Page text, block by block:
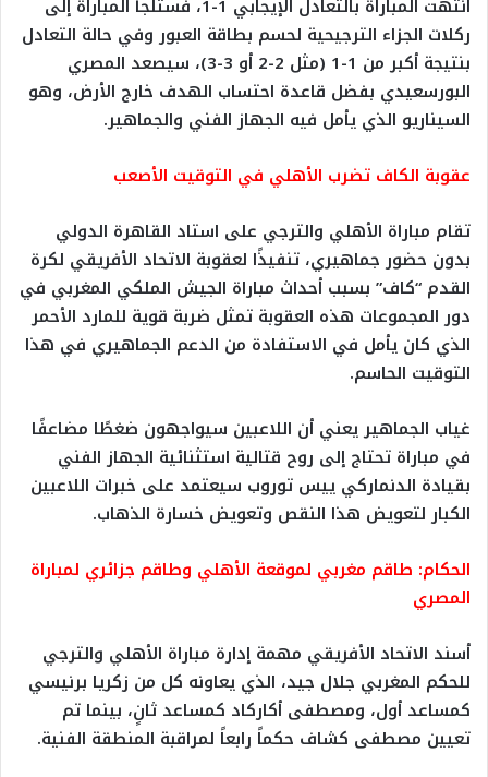
انتهت المباراة بالتعادل الإيجابي 1-1، فستلجأ المباراة إلى
ركلات الجزاء الترجيحية لحسم بطاقة العبور وفي حالة التعادل
بنتيجة أكبر من 1-1 (مثل 2-2 أو 3-3)، سيصعد المصري
البورسعيدي بفضل قاعدة احتساب الهدف خارج الأرض، وهو
السيناريو الذي يأمل فيه الجهاز الفني والجماهير.
عقوبة الكاف تضرب الأهلي في التوقيت الأصعب
تقام مباراة الأهلي والترجي على استاد القاهرة الدولي
بدون حضور جماهيري، تنفيذًا لعقوبة الاتحاد الأفريقي لكرة
القدم “كاف” بسبب أحداث مباراة الجيش الملكي المغربي في
دور المجموعات هذه العقوبة تمثل ضربة قوية للمارد الأحمر
الذي كان يأمل في الاستفادة من الدعم الجماهيري في هذا
التوقيت الحاسم.
غياب الجماهير يعني أن اللاعبين سيواجهون ضغطًا مضاعفًا
في مباراة تحتاج إلى روح قتالية استثنائية الجهاز الفني
بقيادة الدنماركي ييس توروب سيعتمد على خبرات اللاعبين
الكبار لتعويض هذا النقص وتعويض خسارة الذهاب.
الحكام: طاقم مغربي لموقعة الأهلي وطاقم جزائري لمباراة
المصري
أسند الاتحاد الأفريقي مهمة إدارة مباراة الأهلي والترجي
للحكم المغربي جلال جيد، الذي يعاونه كل من زكريا برنيسي
كمساعد أول، ومصطفى أكاركاد كمساعد ثانٍ، بينما تم
تعيين مصطفى كشاف حكماً رابعاً لمراقبة المنطقة الفنية.